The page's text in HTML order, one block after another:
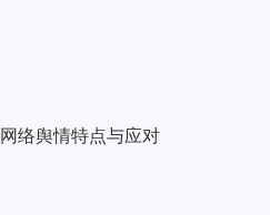
网络舆情特点与应对